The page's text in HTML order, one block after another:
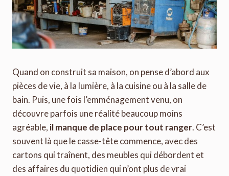
Quand on construit sa maison, on pense d’abord aux
pièces de vie, à la lumière, à la cuisine ou à la salle de
bain. Puis, une fois l’emménagement venu, on
découvre parfois une réalité beaucoup moins
agréable, il manque de place pour tout ranger. C’est
souvent là que le casse-tête commence, avec des
cartons qui traînent, des meubles qui débordent et
des affaires du quotidien qui n’ont plus de vrai